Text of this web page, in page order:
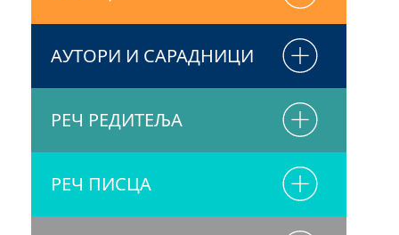
АУТОРИ И САРАДНИЦИ
РЕЧ РЕДИТЕЉА
РЕЧ ПИСЦА